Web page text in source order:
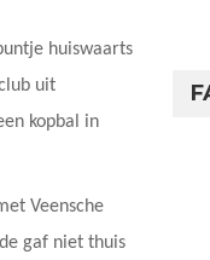
huiswaarts
uit
kopbal in
Veensche
gaf niet thuis